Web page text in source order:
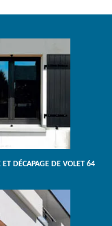
ET DÉCAPAGE DE VOLET 64